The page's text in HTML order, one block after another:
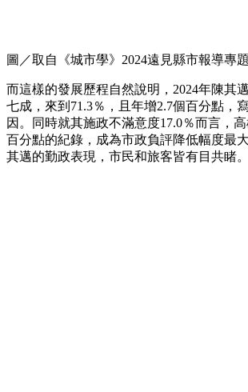
圖／取自《城市學》2024遠見縣市報導專題
而這樣的發展歷程自然說明，2024年陳其
七成，來到71.3％，且年增2.7個百分點，
因。同時就其施政不滿意度17.0％而言，
百分點的紀錄，成為市政負評降低幅度最
其邁的勤政表現，市民和旅客皆有目共睹。